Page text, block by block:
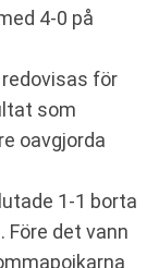
4-0 på
för
som
oavgjorda
1-1 borta
Före det vann